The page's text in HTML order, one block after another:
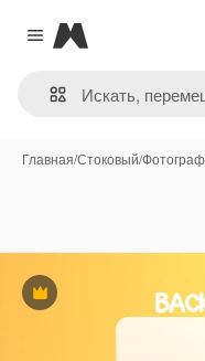
Close menu
Magnific
Главная/Стоковый/
Премиум